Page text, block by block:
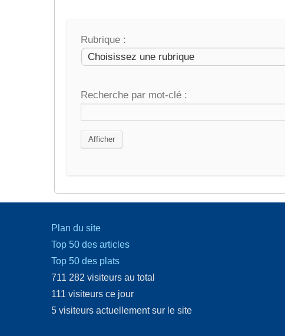
Rubrique :
Recherche par mot-clé :
Plan du site
Top 50 des articles
Top 50 des plats
711 282 visiteurs au total
111 visiteurs ce jour
5 visiteurs actuellement sur le site